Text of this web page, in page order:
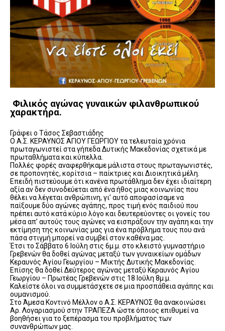
Φιλικός αγώνας γυναικών φιλανθρωπικού
χαρακτήρα.
Γράφει ο Τάσος Σεβαστιάδης
Ο Α.Σ. ΚΕΡΑΥΝΟΣ ΑΓΙΟΥ ΓΕΩΡΓΙΟΥ τα τελευταία χρόνια
πρωταγωνιστεί στα γήπεδα Δυτικής Μακεδονίας σχετικά με
πρωταθλήματα και κύπελλα.
Πολλές φορές αναφερθήκαμε μάλιστα στους πρωταγωνιστές,
σε προπονητές, κορίτσια – παίκτριες και Διοικητικά μέλη.
Επειδή πιστεύουμε ότι κανένα πρωτάθλημα δεν έχει ιδιαίτερη
αξία αν δεν συνοδεύεται από ένα ήθος μιας κοινωνίας που
θέλει να λέγεται ανθρώπινη, γι’ αυτό αποφασίσαμε να
παίξουμε δύο αγώνες αγάπης, προς τιμή ενός παιδιού που
πρέπει αυτό κατά κύριο λόγο και δευτερεύοντες οι γονείς του
μέσα απ’ αυτούς τους αγώνες να εισπράξουν την αγάπη και την
εκτίμηση της κοινωνίας μας για ένα πρόβλημα τους που ανά
πάσα στιγμή μπορεί να συμβεί στον καθένα μας.
Έτσι το Σάββατο 6 Ιούλη στις 6μ.μ. στο κλειστό γυμναστήριο
Γρεβενών θα δοθεί αγώνας μεταξύ των γυναικείων ομάδων
Κεραυνός Αγίου Γεωργίου – Μικτής Δυτικής Μακεδονίας.
Επίσης θα δοθεί Δεύτερος αγώνας μεταξύ Κεραυνός Αγίου
Γεωργίου – Πρωτέας Γρεβενών στις 18 Ιούλη 8μ.μ.
Καλείστε όλοι να συμμετάσχετε σε μια προσπάθεια αγάπης και
ουμανισμού.
Στο Άμεσα Κοντινό Μέλλον ο Α.Σ. ΚΕΡΑΥΝΟΣ θα ανακοινώσει
Αρ. Λογαριασμού στην ΤΡΑΠΕΖΑ ώστε όποιος επιθυμεί να
βοηθήσει για το ξεπέρασμα του προβλήματος των
συνανθρώπων μας.